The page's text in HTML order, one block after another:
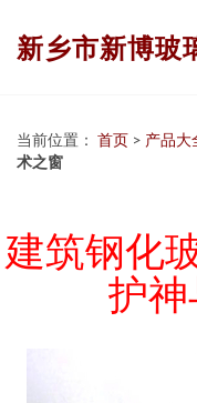
新乡市新博玻
当前位置： 首页 > 产品大
术之窗
建筑钢化
护